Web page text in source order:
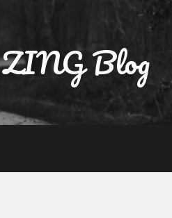
ZING Blog